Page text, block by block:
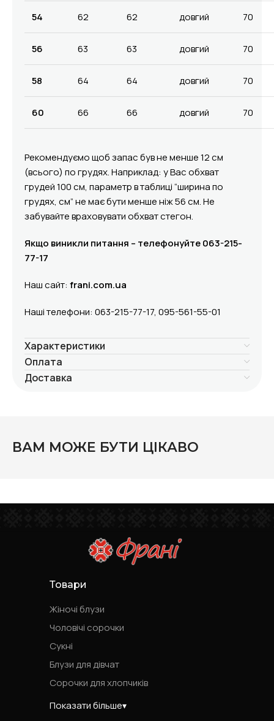
54 62 62 довгий 70
56 63 63 довгий 70
58 64 64 довгий 70
60 66 66 довгий 70
Рекомендуємо щоб запас був не менше 12 см
(всього) по грудях. Наприклад: у Вас обхват
грудей 100 см, параметр в таблиці “ширина по
грудях, см” не має бути менше ніж 56 см. Не
забувайте враховувати обхват стегон.
Якщо виникли питання – телефонуйте 063-215-
77-17
Наш сайт: frani.com.ua
Наші телефони: 063-215-77-17, 095-561-55-01
Характеристики
Оплата
Доставка
ВАМ МОЖЕ БУТИ ЦІКАВО
Товари
Жіночі блузи
Чоловічі сорочки
Сукні
Блузи для дівчат
Сорочки для хлопчиків
Показати більше